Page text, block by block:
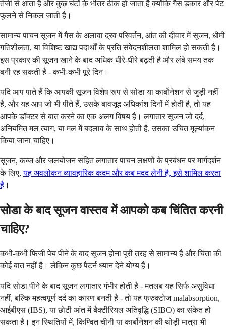
तेजी से आता है और कुछ घंटों के भीतर ठीक हो जाता है क्योंकि गैस डकार और पेट
फूलने से निकल जाती है।
सामान्य पाचन सूजन में गैस के अलावा द्रव परिवर्तन, आंत की दीवार में सूजन, धीमी
गतिशीलता, या विशिष्ट खाद्य पदार्थों के प्रति संवेदनशीलता शामिल हो सकती है।
इस प्रकार की सूजन खाने के बाद अधिक धीरे-धीरे बढ़ती है और लंबे समय तक
बनी रह सकती है - कभी-कभी पूरे दिन।
यदि आप पाते हैं कि आपकी सूजन विशेष रूप से सोडा या कार्बोनेशन से जुड़ी नहीं
है, और यह आप जो भी पीते हैं, उसके बावजूद अधिकांश दिनों में होती है, तो यह
आपके डॉक्टर से बात करने का एक अलग विषय है। लगातार सूजन जो दर्द,
अनियमित मल त्याग, या मल में बदलाव के साथ होती है, उसका उचित मूल्यांकन
किया जाना चाहिए।
सूजन, कब्ज और जलयोजन सहित लगातार पाचन लक्षणों के प्रबंधन पर मार्गदर्शन
के लिए,यह अवलोकन व्यावहारिक कदम और कब मदद लेनी है, इसे शामिल करता
है ।
सोडा के बाद सूजन वास्तव में आपको कब चिंतित करनी
चाहिए?
कभी-कभी फिजी पेय पीने के बाद सूजन होना पूरी तरह से सामान्य है और चिंता की
कोई बात नहीं है। लेकिन कुछ पैटर्न ध्यान देने योग्य हैं।
यदि सोडा पीने के बाद सूजन लगातार गंभीर होती है - मतलब यह सिर्फ असुविधा
नहीं, बल्कि महत्वपूर्ण दर्द का कारण बनती है - तो यह फ्रुक्टोज malabsorption,
आईबीएस (IBS), या छोटी आंत में बैक्टीरियल अतिवृद्धि (SIBO) का संकेत हो
सकता है। इन स्थितियों में, किण्वित चीनी या कार्बोनेशन की थोड़ी मात्रा भी